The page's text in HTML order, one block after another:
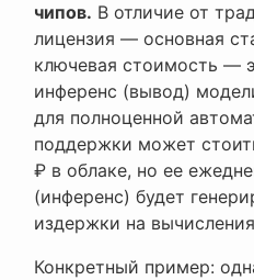
чипов. В отличие от
лицензия — основная
ключевая стоимость —
инференс (вывод)
для полноценной
поддержки может
₽ в облаке, но ее
(инференс) будет
издержки на
Конкретный пример: